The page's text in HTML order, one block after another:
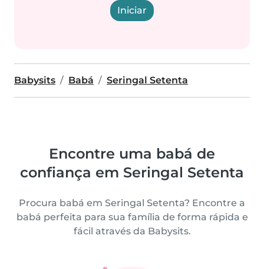
Iniciar
Babysits Babá Seringal Setenta
Encontre uma babá de
confiança em Seringal Setenta
Procura babá em Seringal Setenta? Encontre a
babá perfeita para sua família de forma rápida e
fácil através da Babysits.